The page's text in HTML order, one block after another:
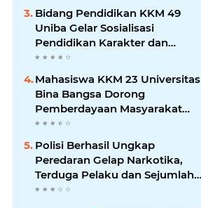
Bidang Pendidikan KKM 49
Uniba Gelar Sosialisasi
Pendidikan Karakter dan
Kenakalan Remaja di SMP
Negeri 1 Baros
Mahasiswa KKM 23 Universitas
Bina Bangsa Dorong
Pemberdayaan Masyarakat
melalui Seminar di Desa
Pelawad
Polisi Berhasil Ungkap
Peredaran Gelap Narkotika,
Terduga Pelaku dan Sejumlah
Barang Bukti Diamankan